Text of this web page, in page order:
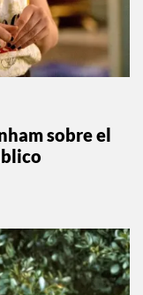
sobre el